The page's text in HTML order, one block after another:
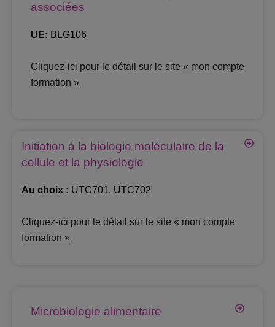
associées
UE: BLG106
Cliquez-ici pour le détail sur le site « mon compte
formation »
Initiation à la biologie moléculaire de la
cellule et la physiologie
Au choix : UTC701, UTC702
Cliquez-ici pour le détail sur le site « mon compte
formation »
Microbiologie alimentaire